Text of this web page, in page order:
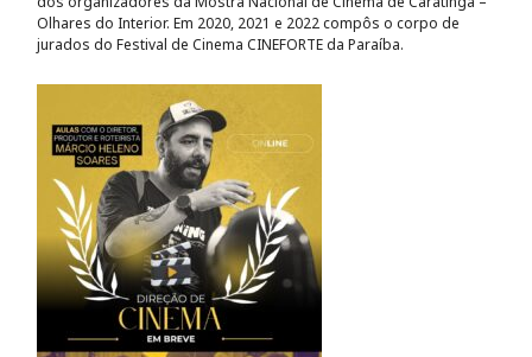
Olhares do Interior. Em 2020, 2021 e 2022 compôs o corpo de
jurados do Festival de Cinema CINEFORTE da Paraíba.